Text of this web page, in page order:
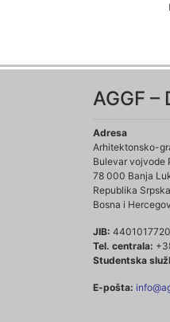
AGGF –
Adresa
Arhitektonsko-
Bulevar vojvode
78 000 Banja
Republika Srpska
Bosna i
JIB:
Tel. centrala:
Studentska
E-pošta: